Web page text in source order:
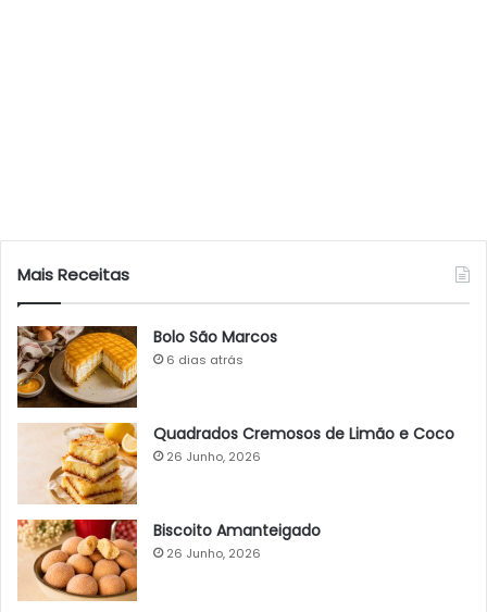
Mais Receitas
Bolo São Marcos
6 dias atrás
Quadrados Cremosos de Limão e Coco
26 Junho, 2026
Biscoito Amanteigado
26 Junho, 2026